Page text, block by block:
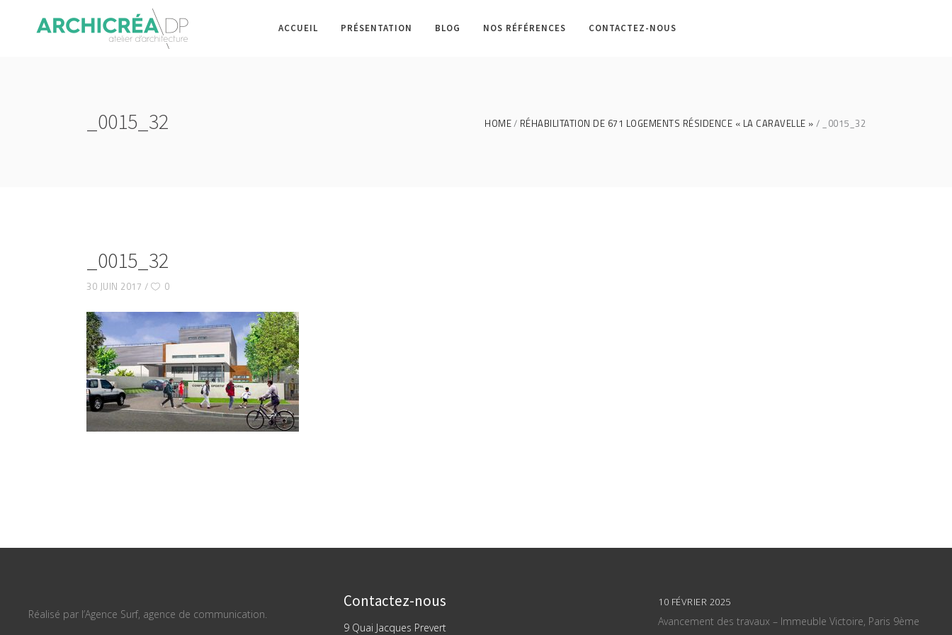
ACCUEIL PRÉSENTATION BLOG NOS RÉFÉRENCES CONTACTEZ-NOUS
_0015_32 HOME RÉHABILITATION DE 671 LOGEMENTS RÉSIDENCE « LA CARAVELLE » _0015_32
_0015_32
30 JUIN 2017 0
Réalisé par l’Agence Surf, agence de communication.
Contactez-nous
9 Quai Jacques Prevert
10 FÉVRIER 2025
Avancement des travaux – Immeuble Victoire, Paris 9ème